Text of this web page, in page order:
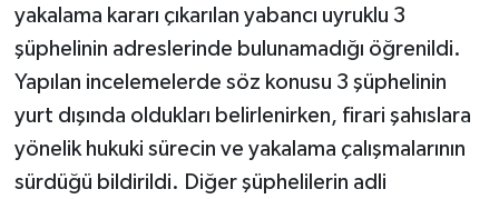
yakalama kararı çıkarılan yabancı uyruklu 3
şüphelinin adreslerinde bulunamadığı öğrenildi.
Yapılan incelemelerde söz konusu 3 şüphelinin
yurt dışında oldukları belirlenirken, firari şahıslara
yönelik hukuki sürecin ve yakalama çalışmalarının
sürdüğü bildirildi. Diğer şüphelilerin adli